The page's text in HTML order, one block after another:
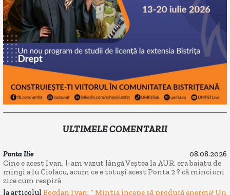
ULTIMELE COMENTARII
Ponta Ilie
08.08.2026
Cine e acest Ivan, l-am vazut lângă Veștea la AUR, era baiatu de
mingi a lu Ciolacu, acum ce e totuși acest Ponta 2 ? că minciuni
zice cum respiră
la articolul Bogdan Ivan: “ Mintia începe să producă energie! Un